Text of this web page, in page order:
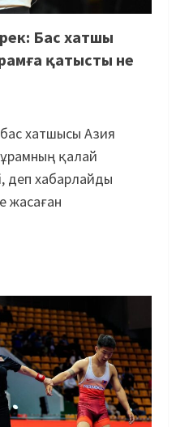
Бас хатшы
қатысты не
хатшысы Азия
қалай
деп хабарлайды
жасаған